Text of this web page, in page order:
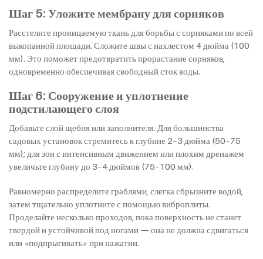
Шаг 5: Уложите мембрану для сорняков
Расстелите проницаемую ткань для борьбы с сорняками по всей
выкопанной площади. Сложите швы с нахлестом 4 дюйма (100
мм). Это поможет предотвратить прорастание сорняков,
одновременно обеспечивая свободный сток воды.
Шаг 6: Сооружение и уплотнение
подстилающего слоя
Добавьте слой щебня или заполнителя. Для большинства
садовых установок стремитесь к глубине 2–3 дюйма (50–75
мм); для зон с интенсивным движением или плохим дренажем
увеличьте глубину до 3–4 дюймов (75–100 мм).
Равномерно распределите граблями, слегка сбрызните водой,
затем тщательно уплотните с помощью виброплиты.
Проделайте несколько проходов, пока поверхность не станет
твердой и устойчивой под ногами — она не должна сдвигаться
или «подпрыгивать» при нажатии.